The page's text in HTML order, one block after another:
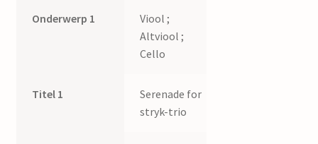
Onderwerp 1
Viool ;
Altviool ;
Cello
Titel 1
Serenade for
stryk-trio